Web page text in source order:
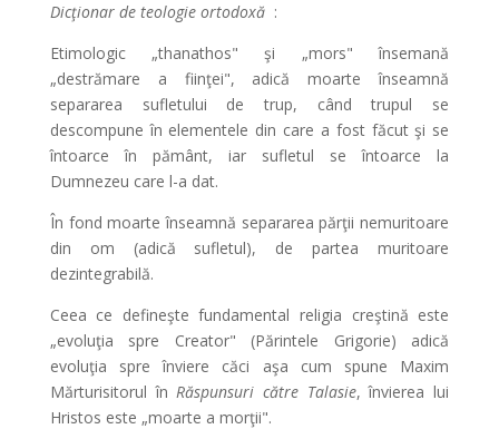
Dicţionar de teologie ortodoxă :
Etimologic „thanathos" şi „mors" însemană
„destrămare a fiinţei", adică moarte înseamnă
separarea sufletului de trup, când trupul se
descompune în elementele din care a fost făcut şi se
întoarce în pământ, iar sufletul se întoarce la
Dumnezeu care l-a dat.
În fond moarte înseamnă separarea părţii nemuritoare
din om (adică sufletul), de partea muritoare
dezintegrabilă.
Ceea ce defineşte fundamental religia creştină este
„evoluţia spre Creator" (Părintele Grigorie) adică
evoluţia spre înviere căci aşa cum spune Maxim
Mărturisitorul înRăspunsuri către Talasie, învierea lui
Hristos este „moarte a morţii".